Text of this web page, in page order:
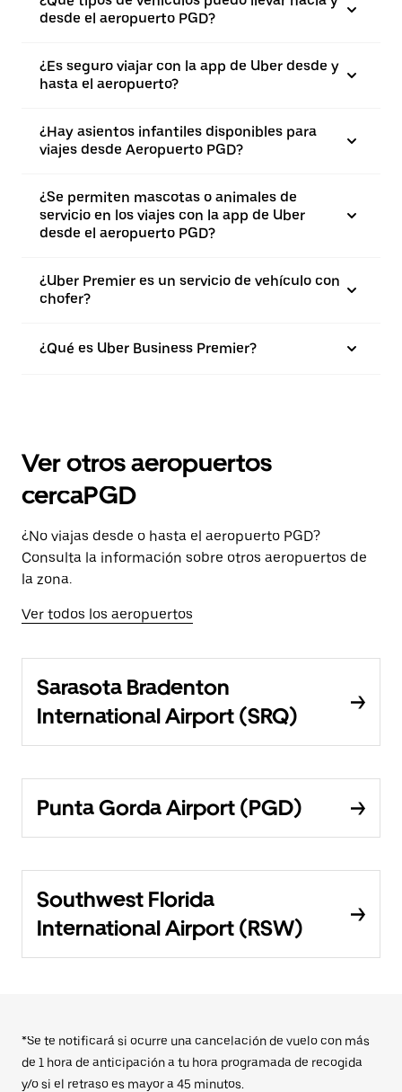
desde el aeropuerto PGD?
¿Es seguro viajar con la app de Uber desde y
hasta el aeropuerto?
¿Hay asientos infantiles disponibles para
viajes desde Aeropuerto PGD?
¿Se permiten mascotas o animales de
servicio en los viajes con la app de Uber
desde el aeropuerto PGD?
¿Uber Premier es un servicio de vehículo con
chofer?
¿Qué es Uber Business Premier?
Ver otros aeropuertos
cercaPGD
¿No viajas desde o hasta el aeropuerto PGD?
Consulta la información sobre otros aeropuertos de
la zona.
Ver todos los aeropuertos
Sarasota Bradenton
International Airport (SRQ)
Punta Gorda Airport (PGD)
Southwest Florida
International Airport (RSW)
*Se te notificará si ocurre una cancelación de vuelo con más
de 1 hora de anticipación a tu hora programada de recogida
y/o si el retraso es mayor a 45 minutos.